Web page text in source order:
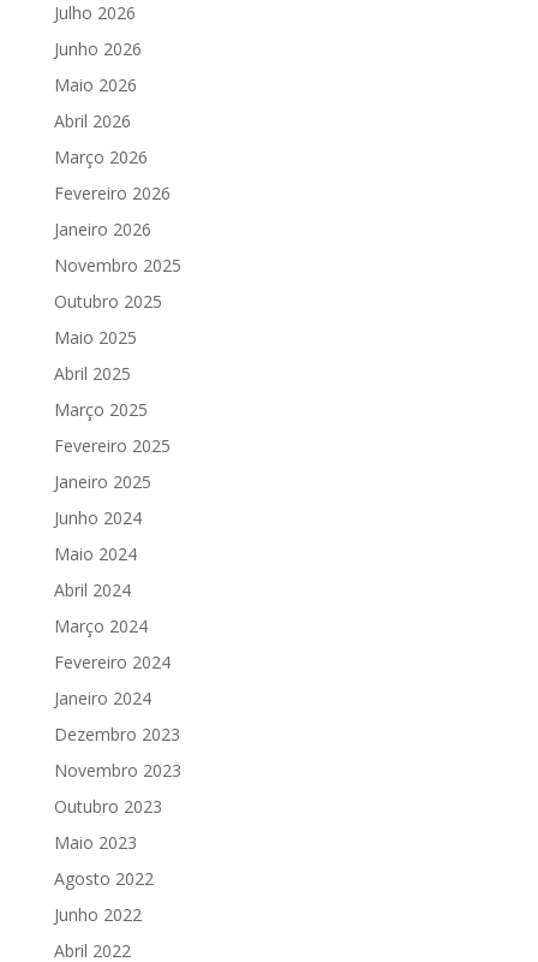
Julho 2026
Junho 2026
Maio 2026
Abril 2026
Março 2026
Fevereiro 2026
Janeiro 2026
Novembro 2025
Outubro 2025
Maio 2025
Abril 2025
Março 2025
Fevereiro 2025
Janeiro 2025
Junho 2024
Maio 2024
Abril 2024
Março 2024
Fevereiro 2024
Janeiro 2024
Dezembro 2023
Novembro 2023
Outubro 2023
Maio 2023
Agosto 2022
Junho 2022
Abril 2022